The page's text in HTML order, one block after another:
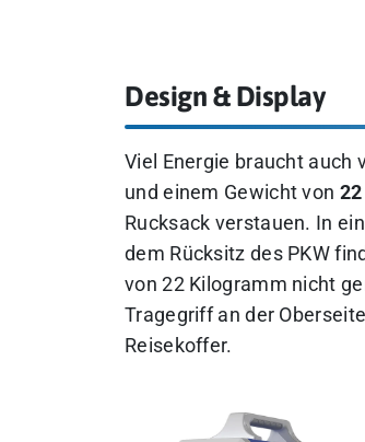
Design & Display
Viel Energie braucht
und einem Gewicht von
Rucksack verstauen. In
dem Rücksitz des PKW
von 22 Kilogramm nicht
Tragegriff an der
Reisekoffer.